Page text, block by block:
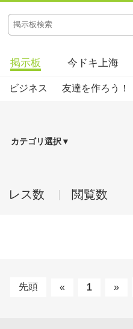
掲示板 今ドキ上海
ビジネス 友達を作ろう！
カテゴリ選択▼
レス数 閲覧数
先頭 « 1 »